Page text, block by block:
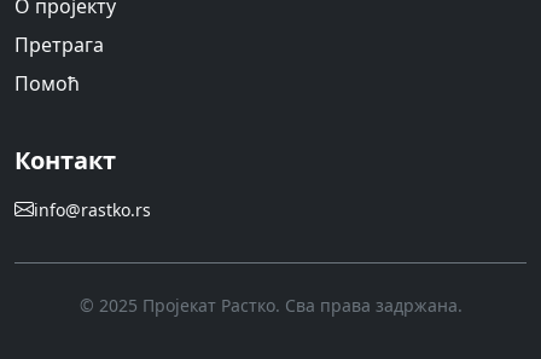
О пројекту
Претрага
Помоћ
Контакт
info@rastko.rs
© 2025 Пројекат Растко. Сва права задржана.